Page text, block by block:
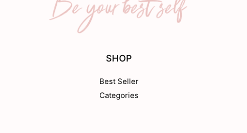
SHOP
Best Seller
Categories